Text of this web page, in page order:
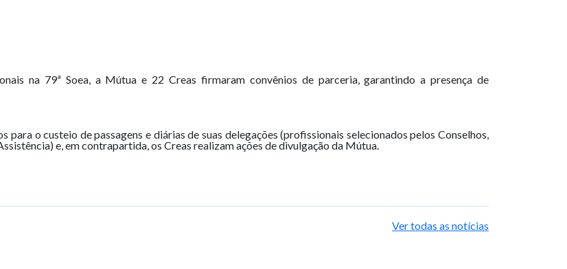
na 79ª Soea, a Mútua e 22 Creas firmaram convênios de parceria, garantindo a presença de
o custeio de passagens e diárias de suas delegações (profissionais selecionados pelos Conselhos,
e, em contrapartida, os Creas realizam ações de divulgação da Mútua.
Ver todas as notícias